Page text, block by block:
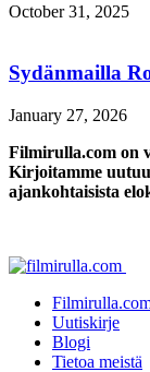
October 31, 2025
Sydänmailla
January 27, 2026
Filmirulla.com on
Kirjoitamme
ajankohtaisista
Uutiskirje
Blogi
Tietoa meistä